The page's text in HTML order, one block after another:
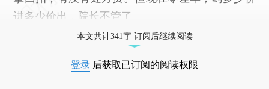
进多少价出，院长不管了。
本文共计341字 订阅后继续阅读
登录 后获取已订阅的阅读权限